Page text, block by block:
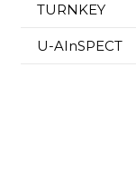
TURNKEY
U-AInSPECT